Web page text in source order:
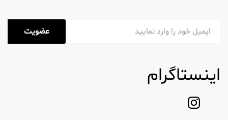
سرعت جذب می شود و تضمین می کند که پوست
ایده آل برای قفل کردن رطوبت، روغن بچه جانسون برای
پوست کمک می کند و آن را در بین والدین محبوب می
عضویت
اینستاگرام